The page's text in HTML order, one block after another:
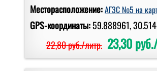
Месторасположение:АГЗС №5 на
GPS-координаты:59.888961,
22,80 руб./литр. 23,30